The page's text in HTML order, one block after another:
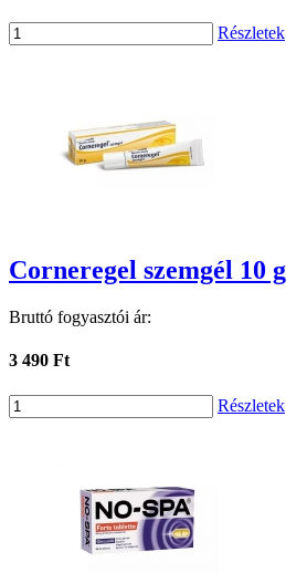
Részletek
Corneregel szemgél 10 g
Bruttó fogyasztói ár:
3 490 Ft
Részletek